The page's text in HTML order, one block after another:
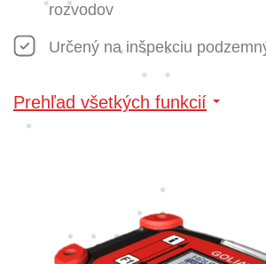
rozvodov
Určený na inšpekciu
Prehľad všetkých funkcií